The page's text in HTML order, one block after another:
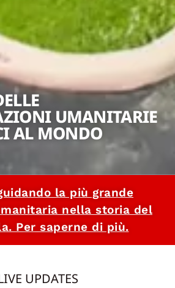
UMANITARIE
AL MONDO
la più grande
nella storia del
Per saperne di più.
UPDATES